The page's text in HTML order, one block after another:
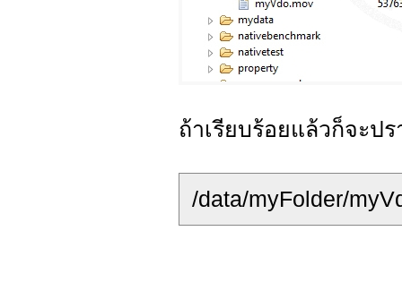
ถ้าเรียบร้อยแล้วก็จะป
/data/myFolder/